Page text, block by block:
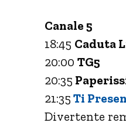
Canale 5
18:45 Caduta
20:00 TG5
20:35
21:35 Ti
Divertente